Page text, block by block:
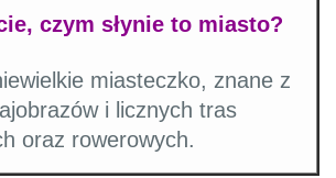
czym słynie to miasto?
miasteczko, znane z
i licznych tras
oraz rowerowych.